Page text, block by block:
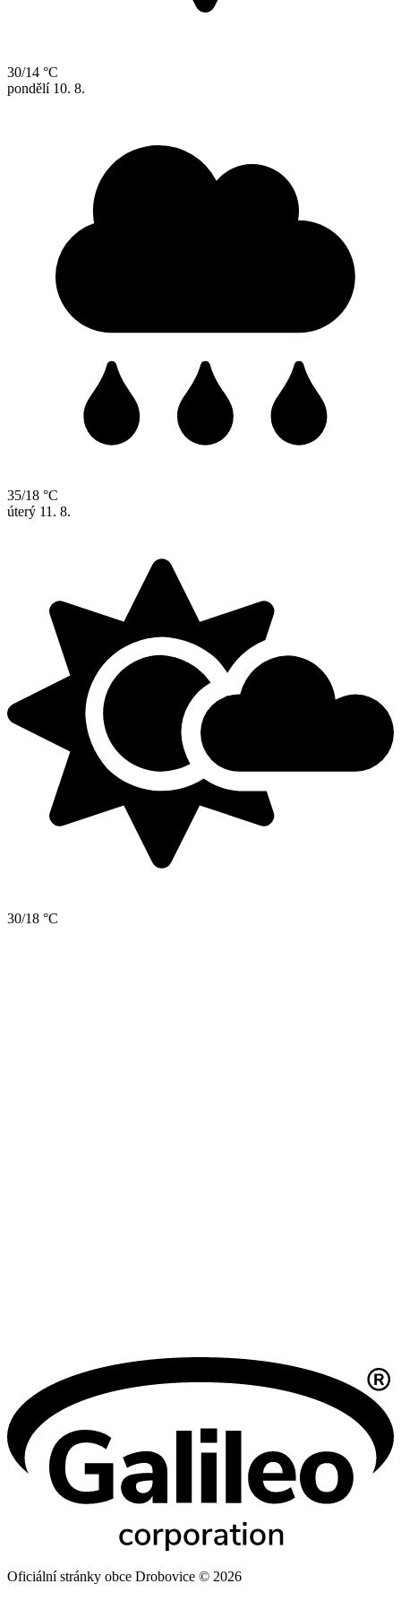
30/14 °C
pondělí 10. 8.
35/18 °C
úterý 11. 8.
30/18 °C
Oficiální stránky obce Drobovice © 2026